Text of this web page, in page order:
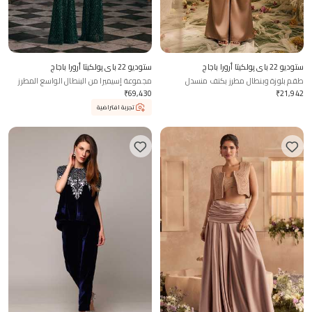
ستوديو 22 باي پولكيتا أرورا باجاج
طقم بلوزة وبنطال مطرز بكتف منسدل
للأطفال₹21,942
ستوديو 22 باي پولكيتا أرورا باجاج
مجموعة إسيميرا من البنطال الواسع المطرز
والقطعة العلوية المزينة بالشراشيب
₹69,430
تجربة افتراضية